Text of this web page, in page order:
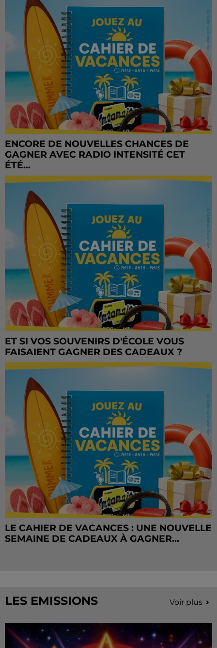
ENCORE DE NOUVELLES CHANCES DE
GAGNER AVEC RADIO INTENSITÉ CET
ÉTÉ...
ET SI VOS SOUVENIRS D'ÉCOLE VOUS
FAISAIENT GAGNER DES CADEAUX ?
LE CAHIER DE VACANCES : UNE NOUVELLE
SEMAINE DE CADEAUX À GAGNER...
LES EMISSIONS Voir plus